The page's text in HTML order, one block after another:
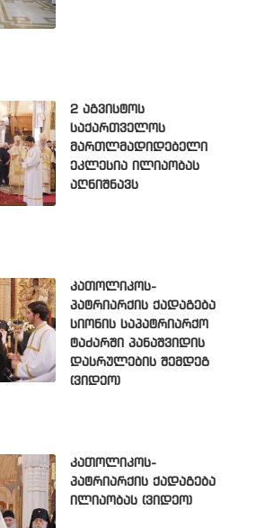
2 აგვისტოს
საქართველოს
მართლმადიდებელი
ეკლესია ილიაობას
აღნიშნავს
კათოლიკოს-
პატრიარქის ქადაგება
სიონის საპატრიარქო
ტაძარში პანაშვიდის
დასრულების შემდეგ
(ვიდეო)
კათოლიკოს-
პატრიარქის ქადაგება
ილიაობას (ვიდეო)